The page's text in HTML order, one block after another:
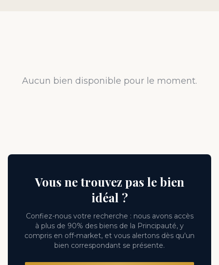
Aucun bien disponible pour le moment.
Vous ne trouvez pas le bien
idéal ?
Confiez-nous votre recherche : nous avons accès
à plus de 90% des biens de la Principauté, y
compris en off-market, et vous alertons dès qu'un
bien correspondant se présente.